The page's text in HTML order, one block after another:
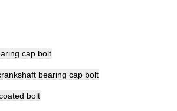
cap bolt
bearing cap bolt
bolt